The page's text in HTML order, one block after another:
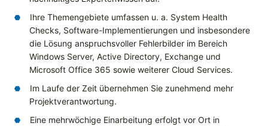
Ihre Themengebiete umfassen u. a. System Health
Checks, Software-Implementierungen und insbesondere
die Lösung anspruchsvoller Fehlerbilder im Bereich
Windows Server, Active Directory, Exchange und
Microsoft Office 365 sowie weiterer Cloud Services.
Im Laufe der Zeit übernehmen Sie zunehmend mehr
Projektverantwortung.
Eine mehrwöchige Einarbeitung erfolgt vor Ort in